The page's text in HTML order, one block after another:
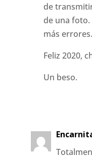
de
de una
más
Feliz 2020,
Un beso.